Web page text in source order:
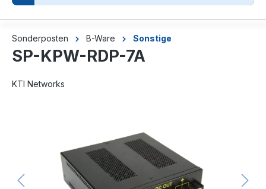
Sonderposten B-Ware Sonstige
SP-KPW-RDP-7A
KTI Networks